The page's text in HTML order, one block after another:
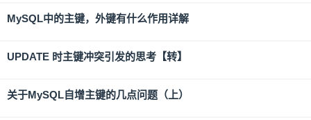
MySQL中的主键，外键有什么作用详解
UPDATE 时主键冲突引发的思考【转】
关于MySQL自增主键的几点问题（上）